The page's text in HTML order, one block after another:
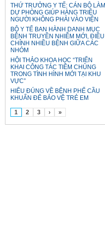
THỨ TRƯỞNG Y TẾ: CÁN BỘ LÀM
DỰ PHÒNG GIÚP HÀNG TRIỆU
NGƯỜI KHÔNG PHẢI VÀO VIỆN
BỘ Y TẾ BAN HÀNH DANH MỤC
BỆNH TRUYỀN NHIỄM MỚI, ĐIỀU
CHỈNH NHIỀU BỆNH GIỮA CÁC
NHÓM
HỘI THẢO KHOA HỌC “TRIỂN
KHAI CÔNG TÁC TIÊM CHỦNG
TRONG TÌNH HÌNH MỚI TẠI KHU
VỰC”
HIỂU ĐÚNG VỀ BỆNH PHẾ CẦU
KHUẨN ĐỂ BẢO VỆ TRẺ EM
1 2 3 › »